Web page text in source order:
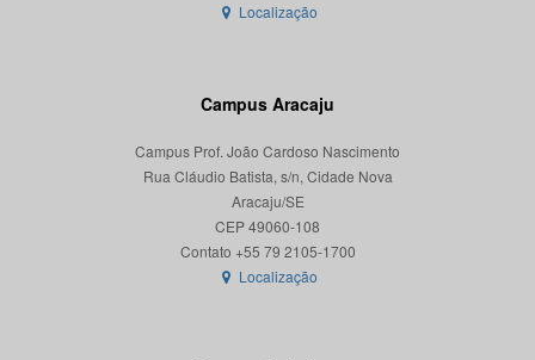
Localização
Campus Aracaju
Campus Prof. João Cardoso Nascimento
Rua Cláudio Batista, s/n, Cidade Nova
Aracaju/SE
CEP 49060-108
Localização